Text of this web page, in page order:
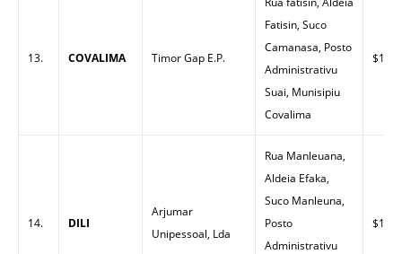
13. COVALIMA Timor Gap E.P.
Fatisin, Suco
Camanasa, Posto
Administrativu
Suai, Munisipiu
Covalima
$1.63
14. DILI
Arjumar
Unipessoal, Lda
Rua Manleuana,
Aldeia Efaka,
Suco Manleuna,
Posto
Administrativu
$1.49